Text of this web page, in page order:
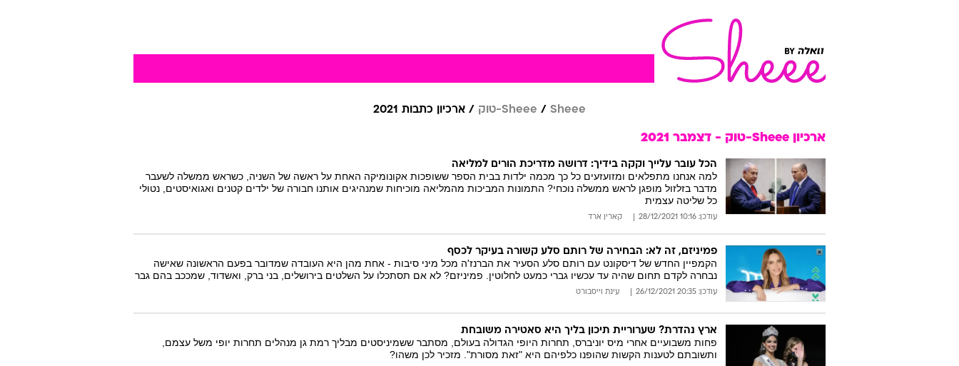
Sheee Sheee-טוק ארכיון כתבות 2021
ארכיון Sheee-טוק - דצמבר 2021
הכל עובר עלייך וקקה בידיך: דרושה מדריכת הורים למליאה
למה אנחנו מתפלאים ומזועזעים כל כך מכמה ילדות בבית הספר ששופכות אקונומיקה האחת על ראשה של השניה, כשראש ממשלה לשעבר
מדבר בזלזול מופגן לראש ממשלה נוכחי? התמונות המביכות מהמליאה מוכיחות שמנהיגים אותנו חבורה של ילדים קטנים ואגואיסטים, נטולי
כל שליטה עצמית
עודכן: 10:16 28/12/2021 קארין ארד
פמיניזם, זה לא: הבחירה של רותם סלע קשורה בעיקר לכסף
הקמפיין החדש של דיסקונט עם רותם סלע הסעיר את הברנז'ה מכל מיני סיבות - אחת מהן היא העובדה שמדובר בפעם הראשונה שאישה
נבחרה לקדם תחום שהיה עד עכשיו גברי כמעט לחלוטין. פמיניזם? לא אם תסתכלו על השלטים בירושלים, בני ברק, ואשדוד, שמככב בהם גבר
עודכן: 20:35 26/12/2021 עינת וייסבורט
ארץ נהדרת? שערוריית תיכון בליך היא סאטירה משובחת
פחות משבועיים אחרי מיס יוניברס, תחרות היופי הגדולה בעולם, מסתבר ששמיניסטים מבליך רמת גן מנהלים תחרות יופי משל עצמם,
ותשובתם לטענות הקשות שהופנו כלפיהם היא "זאת מסורת". מזכיר לכן משהו?